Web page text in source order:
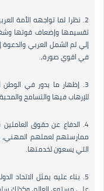
2. نظرا لما تواجهه الأمة
تقسيمها وإضعاف قوتها
إلي لم الشمل العربي
في اقوي صورة،.
3. إظهار ما يدور في
للإرهاب فيها والتسامح
4. الدفاع عن حقوق
ممارستهم لعملهم المهني،
التي يسعون لخدمتها.
5. بناء عليه يمثل الاتحاد